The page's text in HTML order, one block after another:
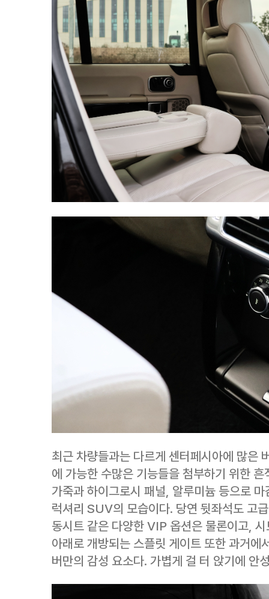
최근 차량들과는 다르게 센터페시아에 많은
에 가능한 수많은 기능들을 첨부하기 위한
가죽과 하이그로시 패널, 알루미늄 등으로
럭셔리 SUV의 모습이다. 당연 뒷좌석도 고
동시트 같은 다양한 VIP 옵션은 물론이고,
아래로 개방되는 스플릿 게이트 또한 과거에
버만의 감성 요소다. 가볍게 걸 터 앉기에 안